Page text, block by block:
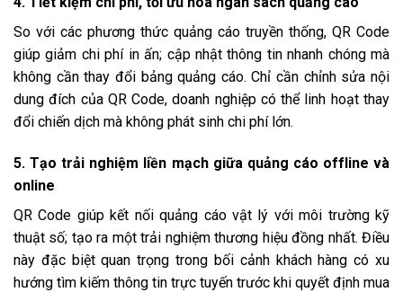
So với các phương thức quảng cáo truyền thống, QR Code
giúp giảm chi phí in ấn; cập nhật thông tin nhanh chóng mà
không cần thay đổi bảng quảng cáo. Chỉ cần chỉnh sửa nội
dung đích của QR Code, doanh nghiệp có thể linh hoạt thay
đổi chiến dịch mà không phát sinh chi phí lớn.
5. Tạo trải nghiệm liền mạch giữa quảng cáo offline và
online
QR Code giúp kết nối quảng cáo vật lý với môi trường kỹ
thuật số; tạo ra một trải nghiệm thương hiệu đồng nhất. Điều
này đặc biệt quan trọng trong bối cảnh khách hàng có xu
hướng tìm kiếm thông tin trực tuyến trước khi quyết định mua